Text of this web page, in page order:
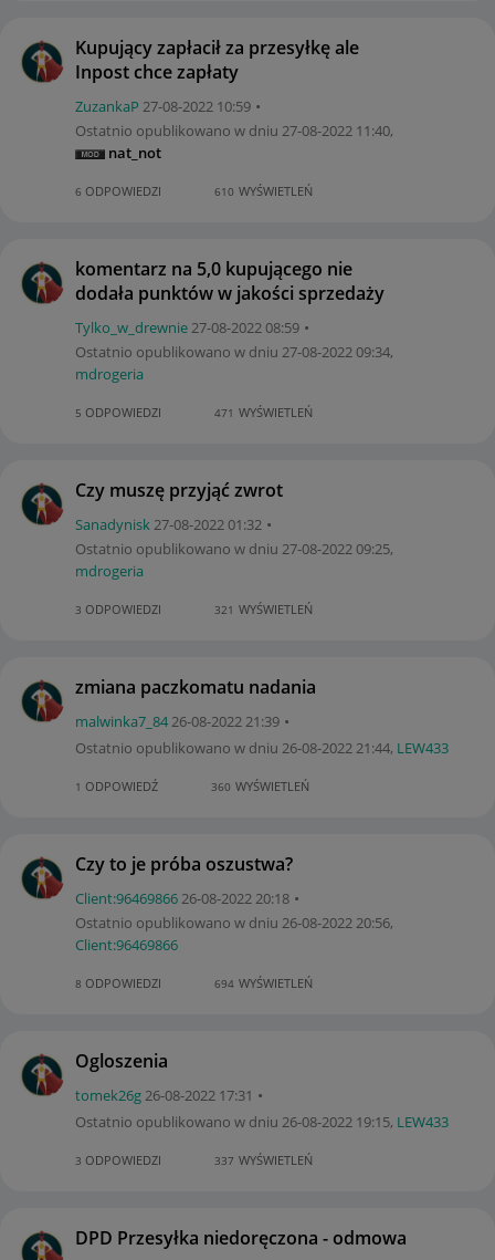
Kupujący zapłacił za przesyłkę ale
Inpost chce zapłaty
ZuzankaP ‎27-08-2022 10:59
Ostatnio opublikowano w dniu ‎27-08-2022 11:40,
nat_not
6 ODPOWIEDZI 610 WYŚWIETLEŃ
komentarz na 5,0 kupującego nie
dodała punktów w jakości sprzedaży
Tylko_w_drewnie‎27-08-202208:59
Ostatnio opublikowano w dniu ‎27-08-202209:34,
mdrogeria
5 ODPOWIEDZI 471 WYŚWIETLEŃ
Czy muszę przyjąć zwrot
Sanadynisk‎27-08-202201:32
Ostatnio opublikowano w dniu ‎27-08-202209:25,
mdrogeria
3 ODPOWIEDZI 321 WYŚWIETLEŃ
zmiana paczkomatu nadania
malwinka7_84‎26-08-202221:39
Ostatnio opublikowano w dniu ‎26-08-202221:44, LEW433
1 ODPOWIEDŹ 360 WYŚWIETLEŃ
Czy to je próba oszustwa?
Client:96469866‎26-08-202220:18
Ostatnio opublikowano w dniu ‎26-08-202220:56,
Client:96469866
8 ODPOWIEDZI 694 WYŚWIETLEŃ
Ogloszenia
tomek26g‎26-08-2022 17:31
Ostatnio opublikowano w dniu ‎26-08-2022 19:15, LEW433
3 ODPOWIEDZI 337 WYŚWIETLEŃ
DPD Przesyłka niedoręczona - odmowa